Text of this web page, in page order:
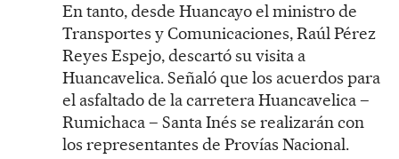
En tanto, desde Huancayo el ministro de
Transportes y Comunicaciones, Raúl Pérez
Reyes Espejo, descartó su visita a
Huancavelica. Señaló que los acuerdos para
el asfaltado de la carretera Huancavelica –
Rumichaca – Santa Inés se realizarán con
los representantes de Provías Nacional.